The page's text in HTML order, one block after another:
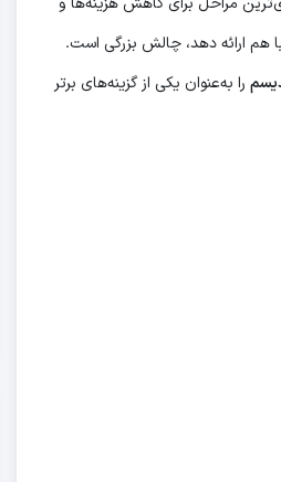
هم ارائه دهد، چالش بزرگی است.
را به‌عنوان یکی از گزینه‌های برتر